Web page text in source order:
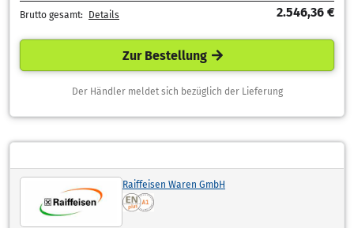
Brutto gesamt: Details 2.546,36 €
Zur Bestellung
Der Händler meldet sich bezüglich der Lieferung
Raiffeisen Waren GmbH